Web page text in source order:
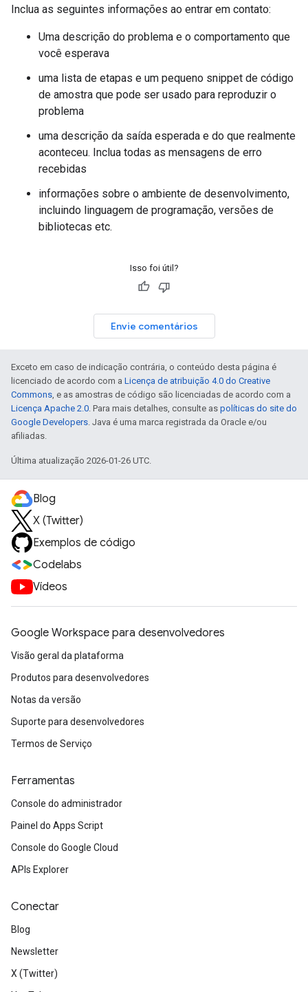
Inclua as seguintes informações ao entrar em contato:
Uma descrição do problema e o comportamento que
você esperava
uma lista de etapas e um pequeno snippet de código
de amostra que pode ser usado para reproduzir o
problema
uma descrição da saída esperada e do que realmente
aconteceu. Inclua todas as mensagens de erro
recebidas
informações sobre o ambiente de desenvolvimento,
incluindo linguagem de programação, versões de
bibliotecas etc.
Isso foi útil?
Envie comentários
Exceto em caso de indicação contrária, o conteúdo desta página é
licenciado de acordo com a Licença de atribuição 4.0 do Creative
Commons, e as amostras de código são licenciadas de acordo com a
Licença Apache 2.0. Para mais detalhes, consulte as políticas do site do
Google Developers. Java é uma marca registrada da Oracle e/ou
afiliadas.
Última atualização 2026-01-26 UTC.
Blog
X (Twitter)
Exemplos de código
Codelabs
Vídeos
Google Workspace para desenvolvedores
Visão geral da plataforma
Produtos para desenvolvedores
Notas da versão
Suporte para desenvolvedores
Termos de Serviço
Ferramentas
Console do administrador
Painel do Apps Script
Console do Google Cloud
APIs Explorer
Conectar
Blog
Newsletter
X (Twitter)